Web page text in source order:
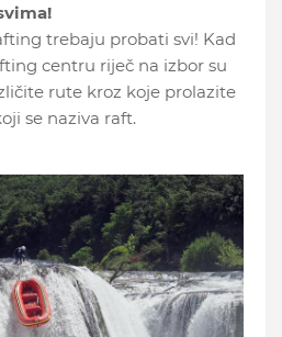
trebaju probati svi! Kad
centru riječ na izbor su
rute kroz koje prolazite
se naziva raft.